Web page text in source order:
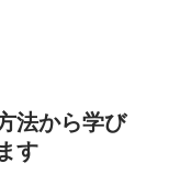
法から学び
す